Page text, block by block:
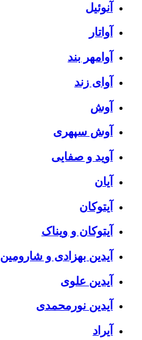
آنوئیل
آواتار
آوامهر بند
آوای زند
آوش
آوش سپهری
آوید و صفایی
آیان
آیتوکان
آیتوکان و ویناک
آیدین بهزادی و شارومین
آیدین علوی
آیدین نورمحمدی
آیراد